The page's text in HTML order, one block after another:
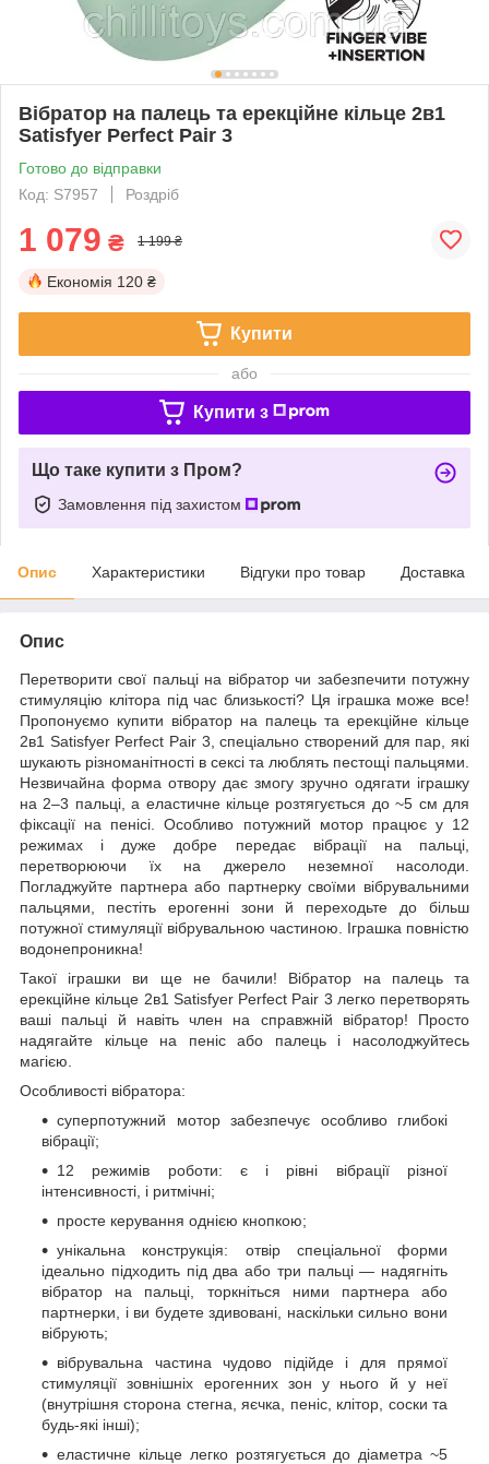
Вібратор на палець та ерекційне кільце 2в1
Satisfyer Perfect Pair 3
Готово до відправки
Код: S7957
Роздріб
1 079 ₴ 1 199 ₴
Економія 120 ₴
Купити
або
Купити з
Що таке купити з Пром?
Замовлення під захистом
Опис Характеристики Відгуки про товар Доставка
Опис
Перетворити свої пальці на вібратор чи забезпечити потужну
стимуляцію клітора під час близькості? Ця іграшка може все!
Пропонуємо купити вібратор на палець та ерекційне кільце
2в1 Satisfyer Perfect Pair 3, спеціально створений для пар, які
шукають різноманітності в сексі та люблять пестощі пальцями.
Незвичайна форма отвору дає змогу зручно одягати іграшку
на 2–3 пальці, а еластичне кільце розтягується до ~5 см для
фіксації на пенісі. Особливо потужний мотор працює у 12
режимах і дуже добре передає вібрації на пальці,
перетворюючи їх на джерело неземної насолоди.
Погладжуйте партнера або партнерку своїми вібрувальними
пальцями, пестіть ерогенні зони й переходьте до більш
потужної стимуляції вібрувальною частиною. Іграшка повністю
водонепроникна!
Такої іграшки ви ще не бачили! Вібратор на палець та
ерекційне кільце 2в1 Satisfyer Perfect Pair 3 легко перетворять
ваші пальці й навіть член на справжній вібратор! Просто
надягайте кільце на пеніс або палець і насолоджуйтесь
магією.
Особливості вібратора:
суперпотужний мотор забезпечує особливо глибокі
вібрації;
12 режимів роботи: є і рівні вібрації різної
інтенсивності, і ритмічні;
просте керування однією кнопкою;
унікальна конструкція: отвір спеціальної форми
ідеально підходить під два або три пальці — надягніть
вібратор на пальці, торкніться ними партнера або
партнерки, і ви будете здивовані, наскільки сильно вони
вібрують;
вібрувальна частина чудово підійде і для прямої
стимуляції зовнішніх ерогенних зон у нього й у неї
(внутрішня сторона стегна, яєчка, пеніс, клітор, соски та
будь-які інші);
еластичне кільце легко розтягується до діаметра ~5